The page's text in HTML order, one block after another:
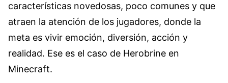
características novedosas, poco comunes y que
atraen la atención de los jugadores, donde la
meta es vivir emoción, diversión, acción y
realidad. Ese es el caso de Herobrine en
Minecraft.